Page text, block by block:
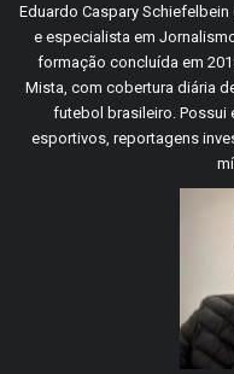
Eduardo Caspary
e especialista em
formação concluída em
Mista, com cobertura diária
futebol brasileiro. Possui
esportivos, reportagens